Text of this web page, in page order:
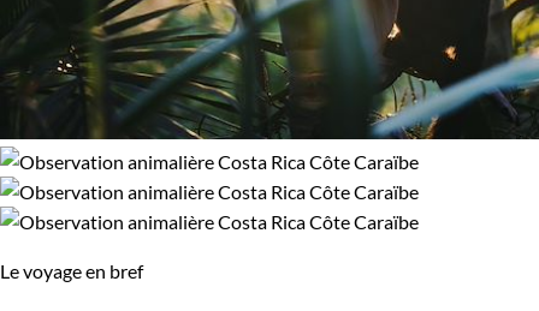
Le voyage en bref